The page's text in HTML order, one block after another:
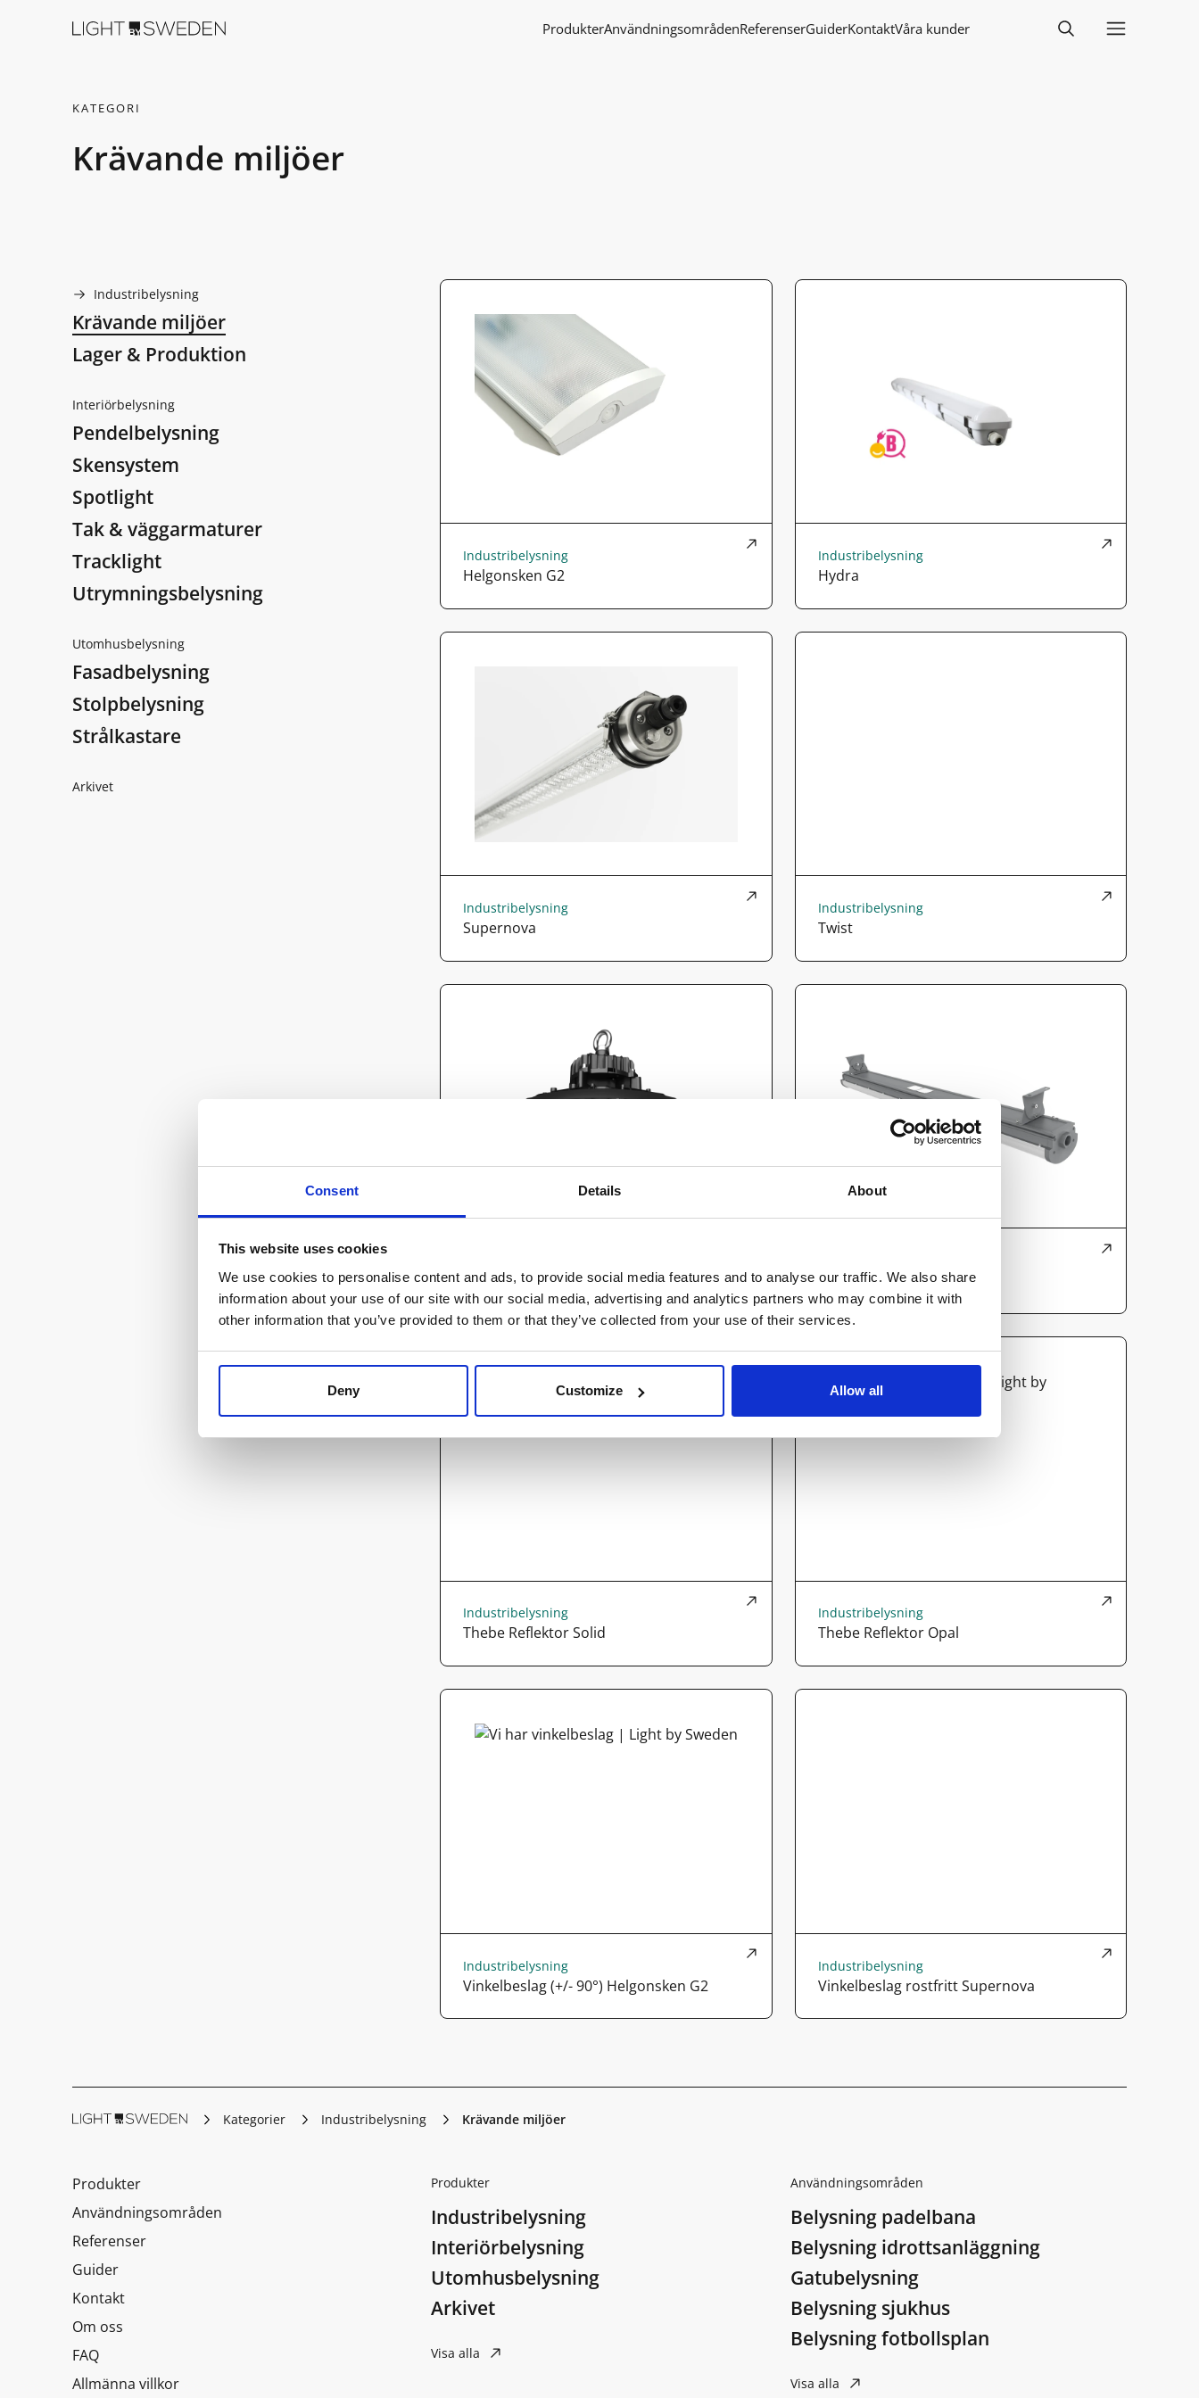
Consent Details About
This website uses cookies
We use cookies to personalise content and ads, to provide social media features and to analyse our traffic. We also share
information about your use of our site with our social media, advertising and analytics partners who may combine it with
other information that you’ve provided to them or that they’ve collected from your use of their services.
Deny Customize Allow all
ProdukterAnvändningsområdenReferenserGuiderKontaktVåra kunder
KATEGORI
Krävande miljöer
Industribelysning
Krävande miljöer
Lager & Produktion
Interiörbelysning
Pendelbelysning
Skensystem
Spotlight
Tak & väggarmaturer
Tracklight
Utrymningsbelysning
Utomhusbelysning
Fasadbelysning
Stolpbelysning
Strålkastare
Arkivet
Industribelysning
Helgonsken G2
Industribelysning
Hydra
Industribelysning
Supernova
Industribelysning
Twist
Thebe G3 ATEX
Industribelysning
Thebe Reflektor Solid
Industribelysning
Thebe Reflektor Opal
Industribelysning
Vinkelbeslag (+/- 90°) Helgonsken G2
Industribelysning
Vinkelbeslag rostfritt Supernova
Kategorier Industribelysning Krävande miljöer
Produkter
Användningsområden
Referenser
Guider
Kontakt
Om oss
FAQ
Allmänna villkor
Produkter
Industribelysning
Interiörbelysning
Utomhusbelysning
Arkivet
Visa alla
Användningsområden
Belysning padelbana
Belysning idrottsanläggning
Gatubelysning
Belysning sjukhus
Belysning fotbollsplan
Visa alla